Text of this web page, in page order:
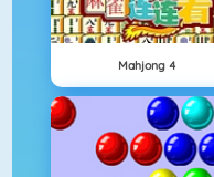
Mahjong 4